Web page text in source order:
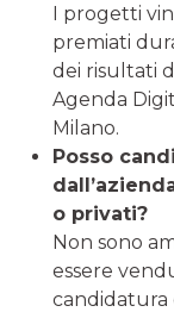
I progetti
premiati
dei risultati
Agenda
Milano.
Posso
o privati?
Non sono
essere
candidatura